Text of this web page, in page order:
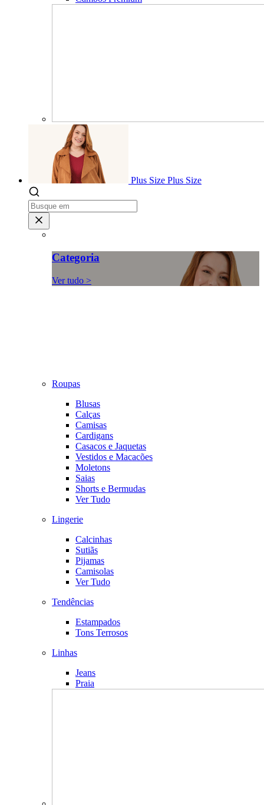
Plus Size Plus Size
Categoria
Ver tudo >
Roupas
Blusas
Calças
Camisas
Cardigans
Casacos e Jaquetas
Vestidos e Macacões
Moletons
Saias
Shorts e Bermudas
Ver Tudo
Lingerie
Calcinhas
Sutiãs
Pijamas
Camisolas
Ver Tudo
Tendências
Estampados
Tons Terrosos
Linhas
Jeans
Praia